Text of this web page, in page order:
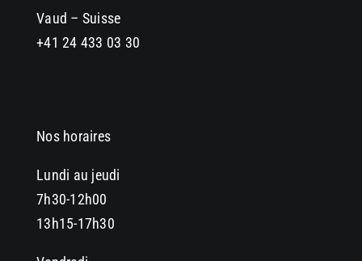
Vaud – Suisse
+41 24 433 03 30
Nos horaires
Lundi au jeudi
7h30-12h00
13h15-17h30